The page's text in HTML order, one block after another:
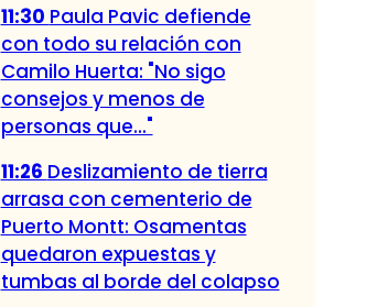
11:30 Paula Pavic defiende
con todo su relación con
Camilo Huerta: "No sigo
consejos y menos de
personas que..."
11:26 Deslizamiento de tierra
arrasa con cementerio de
Puerto Montt: Osamentas
quedaron expuestas y
tumbas al borde del colapso